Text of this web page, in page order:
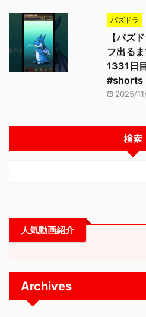
パズドラ
【パズ
フ出る
1331日
#shorts
2025/
検索
人気動画紹介
Archives